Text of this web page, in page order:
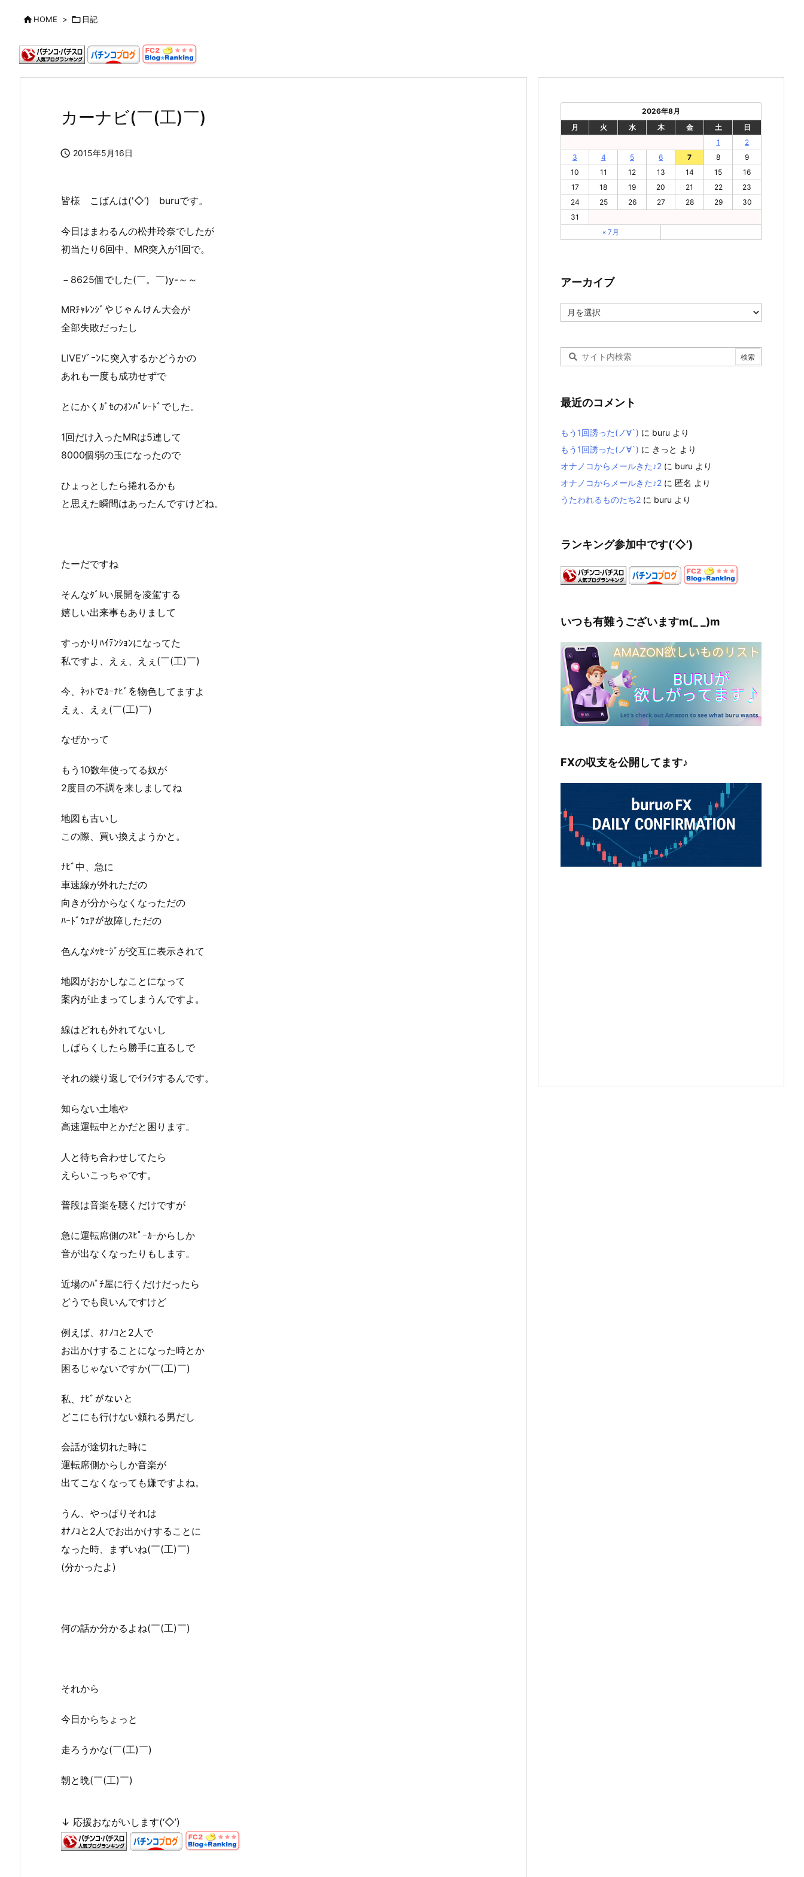
HOME >  日記
カーナビ(￣(工)￣)
 2015年5月16日
皆様 こばんは('◇’)ゞburuです。
今日はまわるんの松井玲奈でしたが
初当たり6回中、MR突入が1回で。
－8625個でした(￣。￣)y-～～
MRﾁｬﾚﾝｼﾞやじゃんけん大会が
全部失敗だったし
LIVEｿﾞｰﾝに突入するかどうかの
あれも一度も成功せずで
とにかくｶﾞｾのｵﾝﾊﾟﾚｰﾄﾞでした。
1回だけ入ったMRは5連して
8000個弱の玉になったので
ひょっとしたら捲れるかも
と思えた瞬間はあったんですけどね。
たーだですね
そんなﾀﾞﾙい展開を凌駕する
嬉しい出来事もありまして
すっかりﾊｲﾃﾝｼｮﾝになってた
私ですよ、えぇ、えぇ(￣(工)￣)
今、ﾈｯﾄでｶｰﾅﾋﾞを物色してますよ
えぇ、えぇ(￣(工)￣)
なぜかって
もう10数年使ってる奴が
2度目の不調を来しましてね
地図も古いし
この際、買い換えようかと。
ﾅﾋﾞ中、急に
車速線が外れただの
向きが分からなくなっただの
ﾊｰﾄﾞｳｪｱが故障しただの
色んなﾒｯｾｰｼﾞが交互に表示されて
地図がおかしなことになって
案内が止まってしまうんですよ。
線はどれも外れてないし
しばらくしたら勝手に直るしで
それの繰り返しでｲﾗｲﾗするんです。
知らない土地や
高速運転中とかだと困ります。
人と待ち合わせしてたら
えらいこっちゃです。
普段は音楽を聴くだけですが
急に運転席側のｽﾋﾟｰｶｰからしか
音が出なくなったりもします。
近場のﾊﾟﾁ屋に行くだけだったら
どうでも良いんですけど
例えば、ｵﾅﾉｺと2人で
お出かけすることになった時とか
困るじゃないですか(￣(工)￣)
私、ﾅﾋﾞがないと
どこにも行けない頼れる男だし
会話が途切れた時に
運転席側からしか音楽が
出てこなくなっても嫌ですよね。
うん、やっぱりそれは
ｵﾅﾉｺと2人でお出かけすることに
なった時、まずいね(￣(工)￣)
(分かったよ)
何の話か分かるよね(￣(工)￣)
それから
今日からちょっと
走ろうかな(￣(工)￣)
朝と晩(￣(工)￣)
↓ 応援おながいします(‘◇’)ゞ
2026年8月
月
火 水 木 金 土
日
1
2
3
4 5 6 7 8
9
10
11 12 13 14 15
16
17
18 19 20 21 22
23
24
25 26 27 28 29
30
31
« 7月
アーカイブ
ー
最近のコメント
もう1回誘った(ノ∀`) に buru より
もう1回誘った(ノ∀`) に きっと より
オナノコからメールきた♪2 に buru より
オナノコからメールきた♪2 に 匿名 より
うたわれるものたち2 に buru より
ランキング参加中です(‘◇’)ゞ
いつも有難うございますm(_ _)m
FXの収支を公開してます♪